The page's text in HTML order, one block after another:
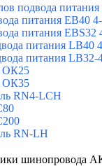
подвода
питания EB40
питания EBS32
питания LB40
питания LB32-
ОК25
ОК35
RN4-LCH
RN-LH
шинопровода